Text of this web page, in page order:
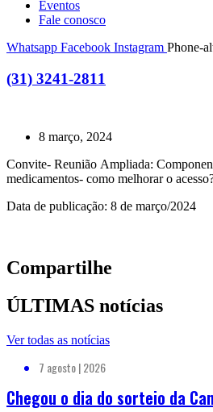
Eventos
Fale conosco
Whatsapp Facebook Instagram Phone-
(31) 3241-2811
8 março, 2024
Convite- Reunião Ampliada:
medicamentos- como melhorar o
Data de publicação: 8 de março/2024
Compartilhe
ÚLTIMAS notícias
Ver todas as notícias
7 agosto | 2026
Chegou o dia do sorteio da